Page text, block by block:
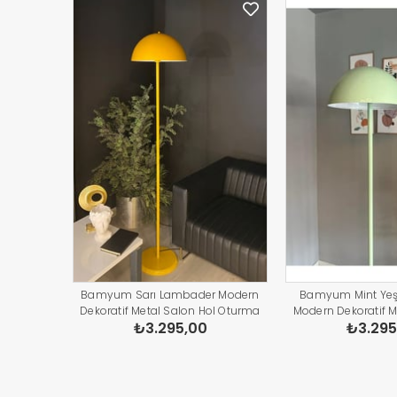
Bamyum Sarı Lambader Modern
Dekoratif Metal Salon Hol Oturma
Odası Çalışma Odası Zemin
₺3.295,00
Bamyum Mint
Modern Dekoratif
Oturma Odası